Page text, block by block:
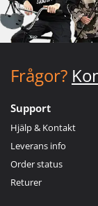
Frågor?
Support
Hjälp & Kontakt
Leverans info
Order status
Returer